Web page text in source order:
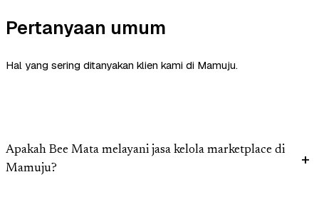
Pertanyaan umum
Hal yang sering ditanyakan klien kami di Mamuju.
Apakah Bee Mata melayani jasa kelola marketplace di
Mamuju?